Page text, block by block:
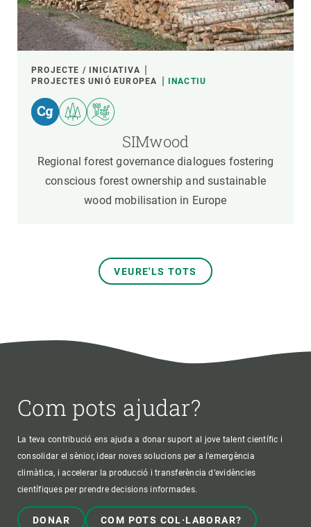
PROJECTE / INICIATIVA
PROJECTES UNIÓ EUROPEA
INACTIU
SIMwood
Regional forest governance dialogues fostering
conscious forest ownership and sustainable
wood mobilisation in Europe
VEURE'LS TOTS
Com pots ajudar?
La teva contribució ens ajuda a donar suport al jove talent científic i
consolidar el sènior, idear noves solucions per a l'emergència
climàtica, i accelerar la producció i transferència d’evidències
científiques per prendre decisions informades.
DONAR COM POTS COL·LABORAR?